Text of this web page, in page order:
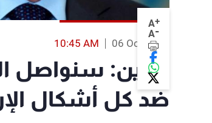
A+
A-
06 Oct 2023
10:45 AM
بوتين: سنواصل
ضد كل أشكال